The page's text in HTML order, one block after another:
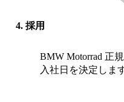
4. 採用
BMW Motorrad 正
入社日を決定します